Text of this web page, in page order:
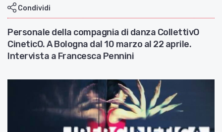
Condividi
Personale della compagnia di danza CollettivO
CineticO. A Bologna dal 10 marzo al 22 aprile.
Intervista a Francesca Pennini